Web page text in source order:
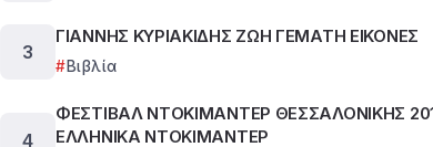
ΓΙΑΝΝΗΣ ΚΥΡΙΑΚΙΔΗΣ ΖΩΗ ΓΕΜΑΤΗ ΕΙΚΟΝΕΣ
Βιβλία
ΦΕΣΤΙΒΑΛ ΝΤΟΚΙΜΑΝΤΕΡ ΘΕΣΣΑΛΟΝΙΚΗΣ
ΕΛΛΗΝΙΚΑ ΝΤΟΚΙΜΑΝΤΕΡ